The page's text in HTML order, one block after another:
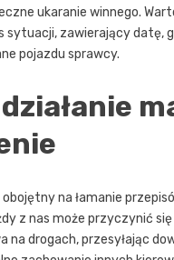
ukaranie winnego.
sytuacji, zawierający datę,
pojazdu sprawcy.
na łamanie
z nas może przyczynić
na drogach, przesyłając